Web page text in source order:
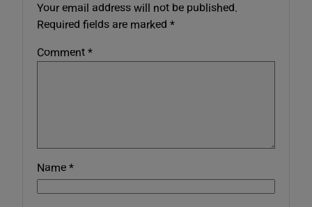
Your email address will not be published.
Required fields are marked *
Comment *
Name *